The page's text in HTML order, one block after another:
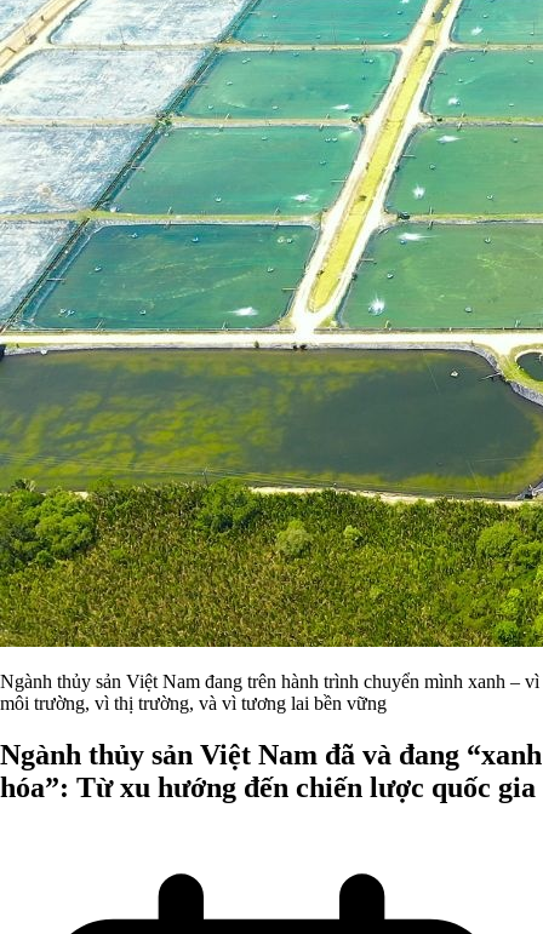
Ngành thủy sản Việt Nam đang trên hành trình chuyển mình xanh – vì
môi trường, vì thị trường, và vì tương lai bền vững
Ngành thủy sản Việt Nam đã và đang “xanh
hóa”: Từ xu hướng đến chiến lược quốc gia